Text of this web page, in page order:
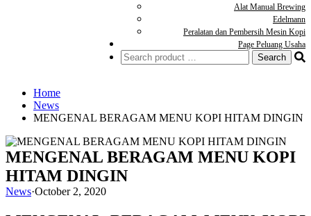
Alat Manual Brewing
Edelmann
Peralatan dan Pembersih Mesin Kopi
Page Peluang Usaha
Search
for:
Home
News
MENGENAL BERAGAM MENU KOPI HITAM DINGIN
MENGENAL BERAGAM MENU KOPI
HITAM DINGIN
News·October 2, 2020